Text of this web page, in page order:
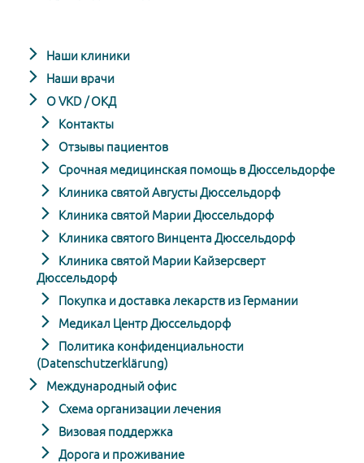
Наши клиники
Наши врачи
О VKD / ОКД
Контакты
Отзывы пациентов
Срочная медицинская помощь в Дюссельдорфе
Клиника святой Августы Дюссельдорф
Клиника святой Марии Дюссельдорф
Клиника святого Винцента Дюссельдорф
Клиника святой Марии Кайзерсверт
Дюссельдорф
Покупка и доставка лекарств из Германии
Медикал Центр Дюссельдорф
Политика конфиденциальности
(Datenschutzerklärung)
Международный офис
Схема организации лечения
Визовая поддержка
Дорога и проживание